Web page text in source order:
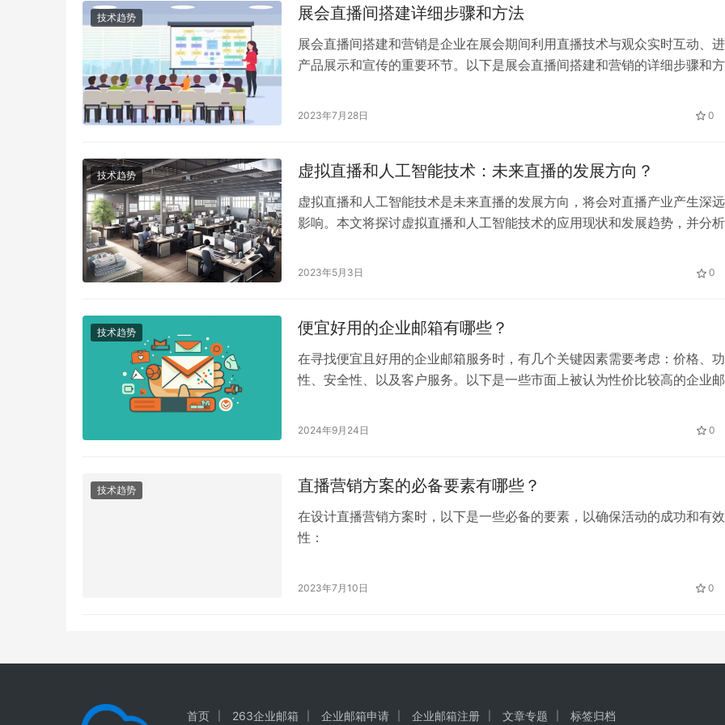
技术趋势 展会直播间搭建详细步骤和方法
展会直播间搭建和营销是企业在展会期间利用直播技术与观众实时互动、
产品展示和宣传的重要环节。以下是展会直播间搭建和营销的详细步骤和方
2023年7月28日 0
技术趋势 虚拟直播和人工智能技术：未来直播的发展方向？
虚拟直播和人工智能技术是未来直播的发展方向，将会对直播产业产生深
影响。本文将探讨虚拟直播和人工智能技术的应用现状和发展趋势，并分析
2023年5月3日 0
技术趋势 便宜好用的企业邮箱有哪些？
在寻找便宜且好用的企业邮箱服务时，有几个关键因素需要考虑：价格、
性、安全性、以及客户服务。以下是一些市面上被认为性价比较高的企业邮
2024年9月24日 0
技术趋势 直播营销方案的必备要素有哪些？
在设计直播营销方案时，以下是一些必备的要素，以确保活动的成功和有效
性：
2023年7月10日 0
首页 263企业邮箱 企业邮箱申请 企业邮箱注册 文章专题 标签归档